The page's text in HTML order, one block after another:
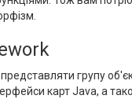
представляти групу
карт Java, а